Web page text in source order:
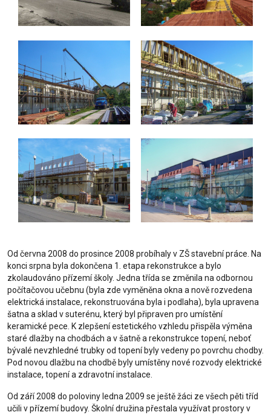
Od června 2008 do prosince 2008 probíhaly v ZŠ stavební práce. Na
konci srpna byla dokončena 1. etapa rekonstrukce a bylo
zkolaudováno přízemí školy. Jedna třída se změnila na odbornou
počítačovou učebnu (byla zde vyměněna okna a nově rozvedena
elektrická instalace, rekonstruována byla i podlaha), byla upravena
šatna a sklad v suterénu, který byl připraven pro umístění
keramické pece. K zlepšení estetického vzhledu přispěla výměna
staré dlažby na chodbách a v šatně a rekonstrukce topení, neboť
bývalé nevzhledné trubky od topení byly vedeny po povrchu chodby.
Pod novou dlažbu na chodbě byly umístěny nové rozvody elektrické
instalace, topení a zdravotní instalace.
Od září 2008 do poloviny ledna 2009 se ještě žáci ze všech pěti tříd
učili v přízemí budovy. Školní družina přestala využívat prostory v